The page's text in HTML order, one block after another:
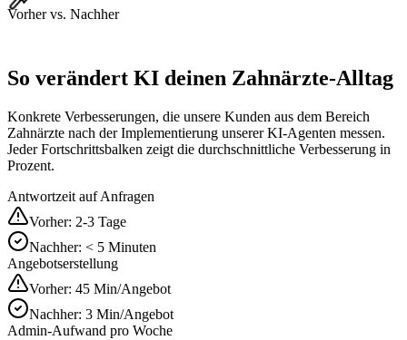
Vorher vs. Nachher
So verändert KI deinen Zahnärzte-Alltag
Konkrete Verbesserungen, die unsere Kunden aus dem Bereich
Zahnärzte nach der Implementierung unserer KI-Agenten messen.
Jeder Fortschrittsbalken zeigt die durchschnittliche Verbesserung in
Prozent.
Antwortzeit auf Anfragen
Vorher: 2-3 Tage
Nachher: < 5 Minuten
Angebotserstellung
Vorher: 45 Min/Angebot
Nachher: 3 Min/Angebot
Admin-Aufwand pro Woche